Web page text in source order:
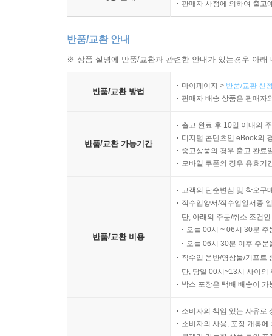
판매자 사정에 의하여 출고
반품/교환 안내
※ 상품 설명에 반품/교환과 관련한 안내가 있는경우 아
반품/교환 방법
마이페이지 > 반품/교환 신
판매자 배송 상품은 판매자
반품/교환 가능기간
출고 완료 후 10일 이내의
디지털 콘텐츠인 eBook의
중고상품의 경우 출고 완료
모바일 쿠폰의 경우 유효기
반품/교환 비용
고객의 단순변심 및 착오구
직수입양서/직수입일서중
단, 아래의 주문/취소 조건
오늘 00시 ~ 06시 30분
오늘 06시 30분 이후 주
직수입 음반/영상물/기프트
단, 당일 00시~13시 사이의
박스 포장은 택배 배송이
소비자의 책임 있는 사유로
소비자의 사용, 포장 개봉